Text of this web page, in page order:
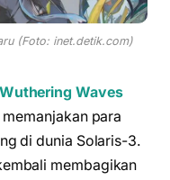
(Foto: inet.detik.com)
Wuthering Waves
para
di dunia Solaris-3.
membagikan